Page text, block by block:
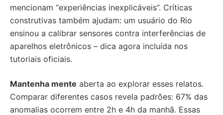
mencionam “experiências inexplicáveis”. Críticas
construtivas também ajudam: um usuário do Rio
ensinou a calibrar sensores contra interferências de
aparelhos eletrônicos – dica agora incluída nos
tutoriais oficiais.
Mantenha mente aberta ao explorar esses relatos.
Comparar diferentes casos revela padrões: 67% das
anomalias ocorrem entre 2h e 4h da manhã. Essas